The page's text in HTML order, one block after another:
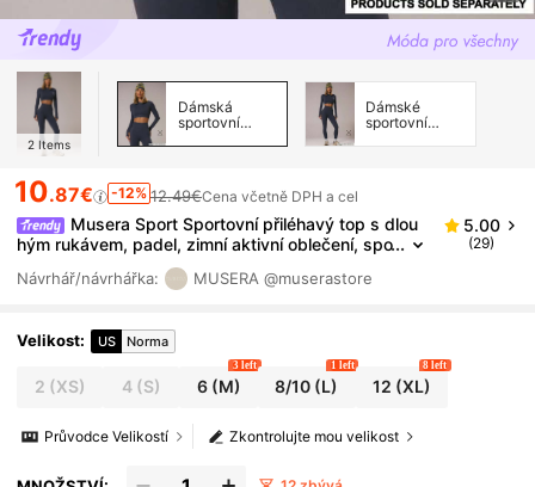
2 Items
Dámská
sportovní
Dámské
sportovní
10.87€ -12% 12.49€Cena včetně DPH a cel
Musera Sport Sportovní přiléhavý top s dlou
hým rukávem, padel, zimní aktivní oblečení, spo
rt, posilovna, cvičení, průzkumník
5.00
(29)
Návrhář/návrhářka: MUSERA @muserastore
Velikost: US Norma
2 (XS) 4(S) 6(M)
3 left
8/10 (L)
1 left
12 (XL)
8 left
Zkontrolujte mou velikost
Průvodce Velikostí